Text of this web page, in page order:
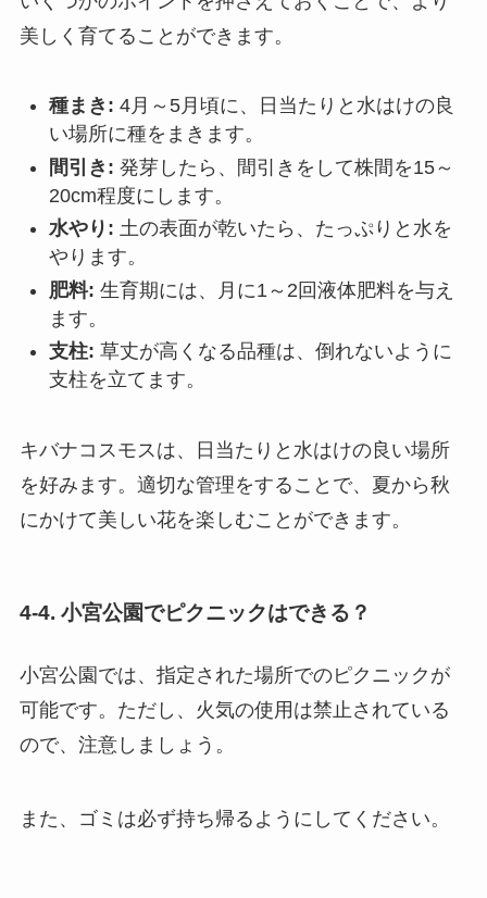
美しく育てることができます。
種まき: 4月～5月頃に、日当たりと水はけの良
い場所に種をまきます。
間引き: 発芽したら、間引きをして株間を15～
20cm程度にします。
水やり: 土の表面が乾いたら、たっぷりと水を
やります。
肥料: 生育期には、月に1～2回液体肥料を与え
ます。
支柱: 草丈が高くなる品種は、倒れないように
支柱を立てます。
キバナコスモスは、日当たりと水はけの良い場所
を好みます。適切な管理をすることで、夏から秋
にかけて美しい花を楽しむことができます。
4-4. 小宮公園でピクニックはできる？
小宮公園では、指定された場所でのピクニックが
可能です。ただし、火気の使用は禁止されている
ので、注意しましょう。
また、ゴミは必ず持ち帰るようにしてください。